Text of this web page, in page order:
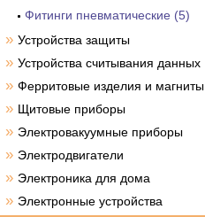
Фитинги пневматические (5)
» Устройства защиты
» Устройства считывания данных
» Ферритовые изделия и магниты
» Щитовые приборы
» Электровакуумные приборы
» Электродвигатели
» Электроника для дома
» Электронные устройства